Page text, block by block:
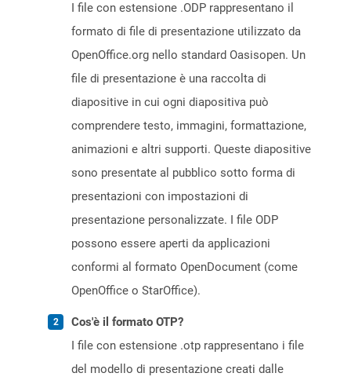
I file con estensione .ODP rappresentano il
formato di file di presentazione utilizzato da
OpenOffice.org nello standard Oasisopen. Un
file di presentazione è una raccolta di
diapositive in cui ogni diapositiva può
comprendere testo, immagini, formattazione,
animazioni e altri supporti. Queste diapositive
sono presentate al pubblico sotto forma di
presentazioni con impostazioni di
presentazione personalizzate. I file ODP
possono essere aperti da applicazioni
conformi al formato OpenDocument (come
OpenOffice o StarOffice).
Cos'è il formato OTP?
I file con estensione .otp rappresentano i file
del modello di presentazione creati dalle